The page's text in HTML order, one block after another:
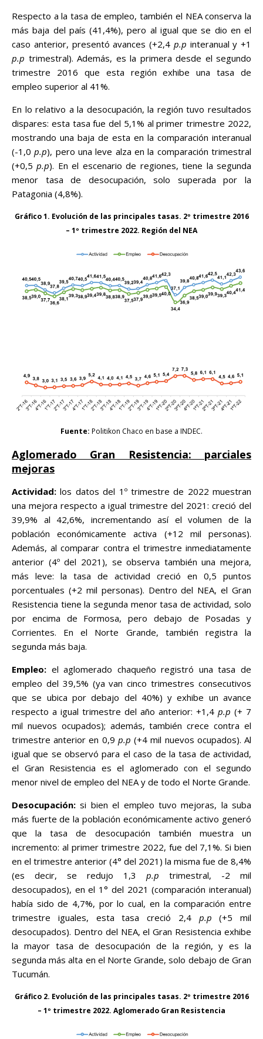
Respecto a la tasa de empleo, también el NEA conserva la
más baja del país (41,4%), pero al igual que se dio en el
caso anterior, presentó avances (+2,4 p.p interanual y +1
p.p trimestral). Además, es la primera desde el segundo
trimestre 2016 que esta región exhibe una tasa de
empleo superior al 41%.
En lo relativo a la desocupación, la región tuvo resultados
dispares: esta tasa fue del 5,1% al primer trimestre 2022,
mostrando una baja de esta en la comparación interanual
(-1,0 p.p), pero una leve alza en la comparación trimestral
(+0,5 p.p). En el escenario de regiones, tiene la segunda
menor tasa de desocupación, solo superada por la
Patagonia (4,8%).
Gráfico 1. Evolución de las principales tasas. 2º trimestre 2016
– 1º trimestre 2022. Región del NEA
Fuente: Politikon Chaco en base a INDEC.
Aglomerado Gran Resistencia: parciales
mejoras
Actividad:los datos del 1º trimestre de 2022 muestran
una mejora respecto a igual trimestre del 2021: creció del
39,9% al 42,6%, incrementando así el volumen de la
población económicamente activa (+12 mil personas).
Además, al comparar contra el trimestre inmediatamente
anterior (4º del 2021), se observa también una mejora,
más leve: la tasa de actividad creció en 0,5 puntos
porcentuales (+2 mil personas). Dentro del NEA, el Gran
Resistencia tiene la segunda menor tasa de actividad, solo
por encima de Formosa, pero debajo de Posadas y
Corrientes. En el Norte Grande, también registra la
segunda más baja.
Empleo: el aglomerado chaqueño registró una tasa de
empleo del 39,5% (ya van cinco trimestres consecutivos
que se ubica por debajo del 40%) y exhibe un avance
respecto a igual trimestre del año anterior: +1,4 p.p (+ 7
mil nuevos ocupados); además, también crece contra el
trimestre anterior en 0,9 p.p (+4 mil nuevos ocupados). Al
igual que se observó para el caso de la tasa de actividad,
el Gran Resistencia es el aglomerado con el segundo
menor nivel de empleo del NEA y de todo el Norte Grande.
Desocupación:si bien el empleo tuvo mejoras, la suba
más fuerte de la población económicamente activo generó
que la tasa de desocupación también muestra un
incremento: al primer trimestre 2022, fue del 7,1%. Si bien
en el trimestre anterior (4° del 2021) la misma fue de 8,4%
(es decir, se redujo 1,3 p.p trimestral, -2 mil
desocupados), en el 1° del 2021 (comparación interanual)
había sido de 4,7%, por lo cual, en la comparación entre
trimestre iguales, esta tasa creció 2,4 p.p(+5 mil
desocupados). Dentro del NEA, el Gran Resistencia exhibe
la mayor tasa de desocupación de la región, y es la
segunda más alta en el Norte Grande, solo debajo de Gran
Tucumán.
Gráfico 2. Evolución de las principales tasas. 2º trimestre 2016
– 1º trimestre 2022. Aglomerado Gran Resistencia